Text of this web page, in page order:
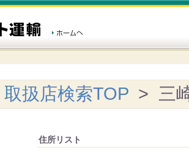
扱店検索TOP > 三
住所リスト